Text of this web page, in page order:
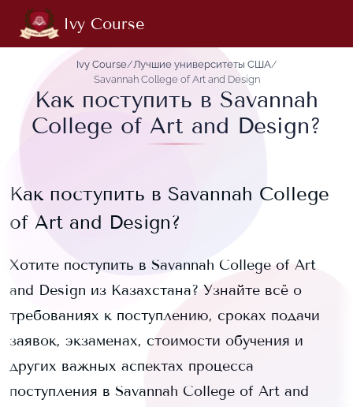
Ivy Course
Ivy Course/Лучшие университеты США/
Savannah College of Art and Design
Как поступить в Savannah
College of Art and Design?
Как поступить в Savannah College
of Art and Design?
Хотите поступить в Savannah College of Art
and Design из Казахстана? Узнайте всё о
требованиях к поступлению, сроках подачи
заявок, экзаменах, стоимости обучения и
других важных аспектах процесса
поступления в Savannah College of Art and